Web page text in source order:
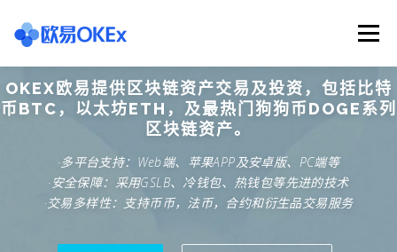
content
Menu
欧意交易所 关于欧意OKX 欧意APP下载
欧意注册网址 欧意交易下载 欧意团队
OKEX欧易提供区块链资产交易及投资，包括比特
币BTC，以太坊ETH，及最热门狗狗币DOGE系列
区块链资产。
·多平台支持：Web端、苹果APP及安卓版、PC端等
·安全保障：采用GSLB、冷钱包、热钱包等先进的技术
·交易多样性：支持币币，法币，合约和衍生品交易服务